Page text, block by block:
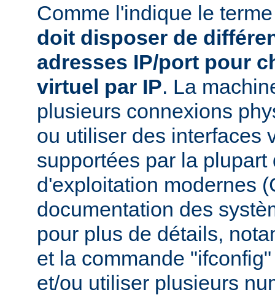
Comme l'indique le
doit disposer de
adresses IP/port pour
virtuel par IP. La
plusieurs connexions
ou utiliser des interfaces
supportées par la plupart
d'exploitation modernes
documentation des
pour plus de détails,
et la commande
et/ou utiliser plusieurs